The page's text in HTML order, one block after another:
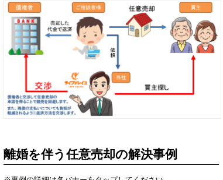
離婚を伴う任意売却の解決事例